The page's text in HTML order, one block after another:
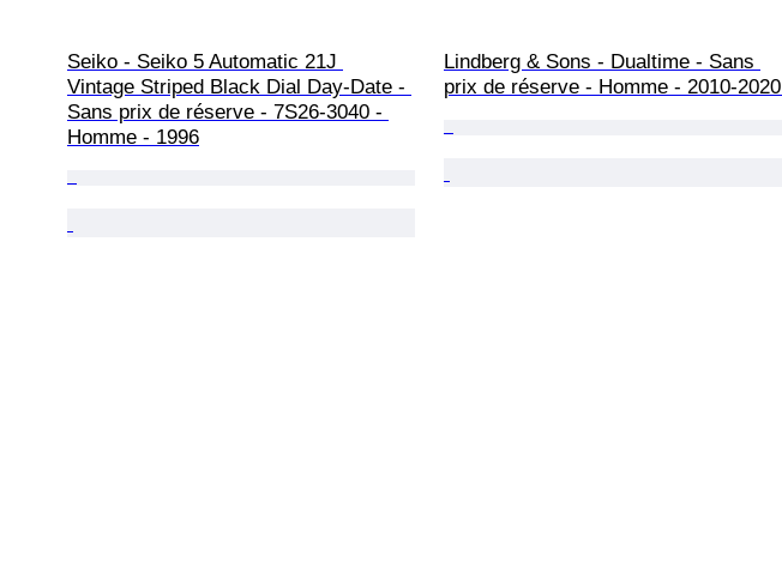
Seiko - Seiko 5 Automatic 21J
Vintage Striped Black Dial Day-Date -
Sans prix de réserve - 7S26-3040 -
Homme - 1996
Lindberg & Sons - Dualtime - Sans
prix de réserve - Homme - 2010-2020